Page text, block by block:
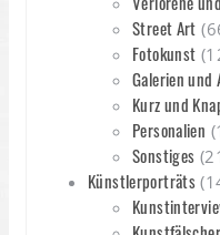
Street Art
Fotokunst
Galerien und
Kurz und
Personalien
Sonstiges
Künstlerporträts